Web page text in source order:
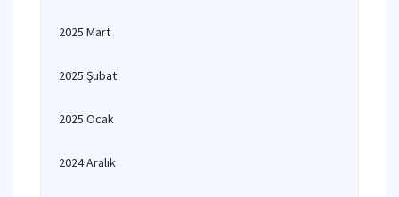
2025 Mart
2025 Şubat
2025 Ocak
2024 Aralık